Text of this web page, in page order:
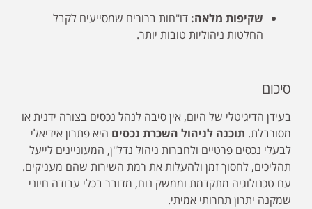
שקיפות מלאה: דו"חות ברורים שמסייעים לקבל
החלטות ניהוליות טובות יותר.
סיכום
בעידן הדיגיטלי של היום, אין סיבה לנהל נכסים בצורה ידנית או
מסורבלת. תוכנה לניהול השכרת נכסים היא פתרון אידיאלי
לבעלי נכסים פרטיים ולחברות ניהול נדל"ן, המעוניינים לייעל
תהליכים, לחסוך זמן ולהעלות את רמת השירות שהם מעניקים.
עם טכנולוגיה מתקדמת וממשק נוח, מדובר בכלי עבודה חיוני
שמקנה יתרון תחרותי אמיתי.